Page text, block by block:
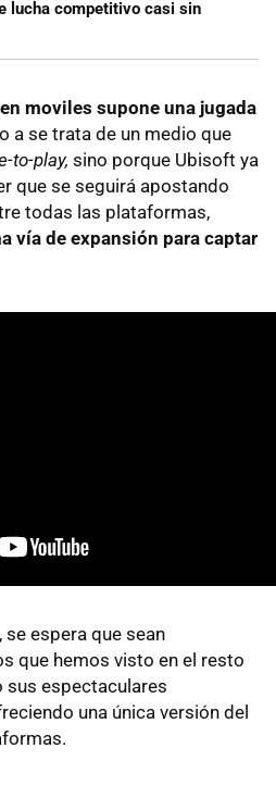
lucha competitivo casi sin
moviles supone una jugada
a se trata de un medio que
to-play, sino porque Ubisoft ya
que se seguirá apostando
todas las plataformas,
vía de expansión para captar
espera que sean
que hemos visto en el resto
sus espectaculares
una única versión del